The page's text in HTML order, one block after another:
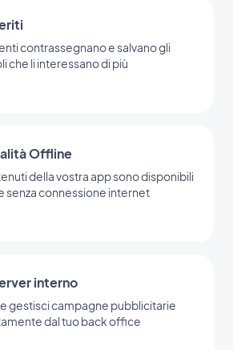
contrassegnano e salvano gli
che li interessano di più
Offline
della vostra app sono disponibili
senza connessione internet
interno
gestisci campagne pubblicitarie
dal tuo back office